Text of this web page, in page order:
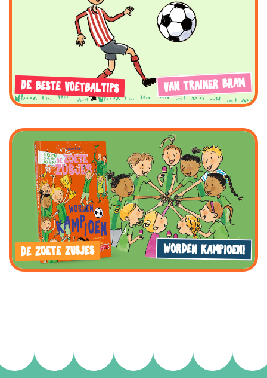
DE BESTE VOETBALTIPS VAN TRAINER BRAM
DE ZOETE ZUSJES WORDEN KAMPIOEN!